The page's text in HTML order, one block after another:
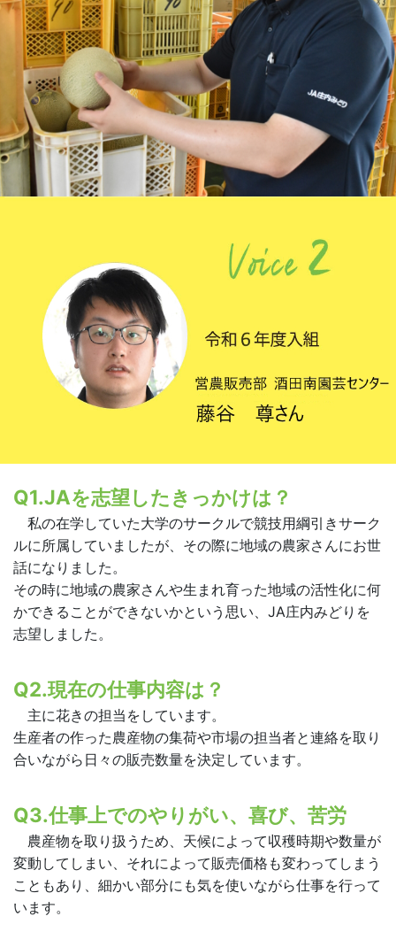
Q1.JAを志望したきっかけは？
私の在学していた大学のサークルで競技用綱引きサーク
ルに所属していましたが、その際に地域の農家さんにお世
話になりました。
その時に地域の農家さんや生まれ育った地域の活性化に何
かできることができないかという思い、JA庄内みどりを
志望しました。
Q2.現在の仕事内容は？
主に花きの担当をしています。
生産者の作った農産物の集荷や市場の担当者と連絡を取り
合いながら日々の販売数量を決定しています。
Q3.仕事上でのやりがい、喜び、苦労
農産物を取り扱うため、天候によって収穫時期や数量が
変動してしまい、それによって販売価格も変わってしまう
こともあり、細かい部分にも気を使いながら仕事を行って
います。